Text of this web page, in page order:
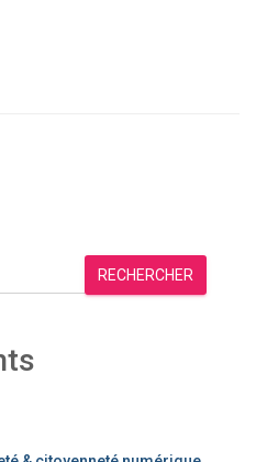
RECHERCHER